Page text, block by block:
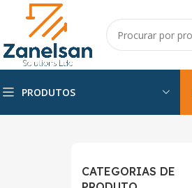
PRODUTOS
CATEGORIAS DE